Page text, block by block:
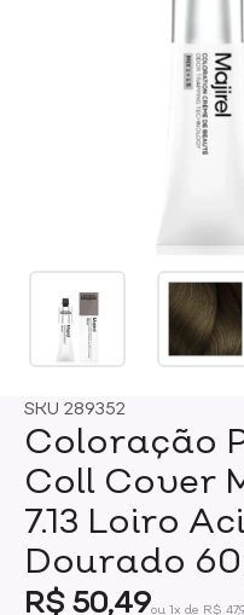
SKU 289352
Coloração
Coll Cover
7.13 Loiro
Dourado
R$ 50,49ou 1x de R$